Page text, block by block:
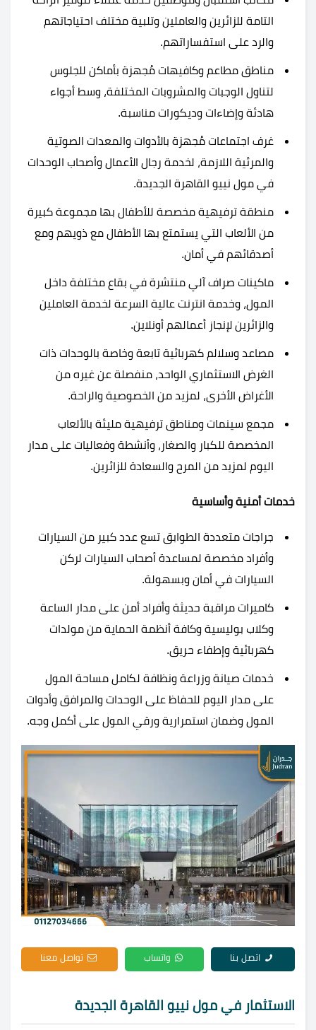
التامة للزائرين والعاملين وتلبية مختلف احتياجاتهم
والرد على استفساراتهم.
مناطق مطاعم وكافيهات مُجهزة بأماكن للجلوس
لتناول الوجبات والمشروبات المختلفة، وسط أجواء
هادئة وإضاءات وديكورات مناسبة.
غرف اجتماعات مُجهزة بالأدوات والمعدات الصوتية
والمرئية اللازمة، لخدمة رجال الأعمال وأصحاب الوحدات
في مول نييو القاهرة الجديدة.
منطقة ترفيهية مخصصة للأطفال بها مجموعة كبيرة
من الألعاب التي يستمتع بها الأطفال مع ذويهم ومع
أصدقائهم في أمان.
ماكينات صراف آلي منتشرة في بقاع مختلفة داخل
المول، وخدمة انترنت عالية السرعة لخدمة العاملين
والزائرين لإنجاز أعمالهم أونلاين.
مصاعد وسلالم كهربائية تابعة وخاصة بالوحدات ذات
الغرض الاستثماري الواحد، منفصلة عن غيره من
الأغراض الأخرى، لمزيد من الخصوصية والراحة.
مجمع سينمات ومناطق ترفيهية مليئة بالألعاب
المخصصة للكبار والصغار، وأنشطة وفعاليات على مدار
اليوم لمزيد من المرح والسعادة للزائرين.
خدمات أمنية وأساسية
جراجات متعددة الطوابق تسع عدد كبير من السيارات
وأفراد مخصصة لمساعدة أصحاب السيارات لركن
السيارات في أمان وبسهولة.
كاميرات مراقبة حديثة وأفراد أمن على مدار الساعة
وكلاب بوليسية وكافة أنظمة الحماية من مولدات
كهربائية وإطفاء حريق.
خدمات صيانة وزراعة ونظافة لكامل مساحة المول
على مدار اليوم للحفاظ على الوحدات والمرافق وأدوات
المول وضمان استمرارية ورقي المول على أكمل وجه.
اتصل بنا واتساب تواصل معنا
الاستثمار في مول نييو القاهرة الجديدة